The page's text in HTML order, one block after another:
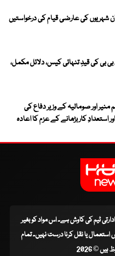
شہریوں کی عارضی قیام کی درخواستیں
بی بی کی قیدِ تنہائی کیس، دلائل مکمل،
اور صومالیہ کے وزیر دفاع کی
استعدادِ کار بڑھانے کے عزم کا اعادہ
ادارتی ٹیم کی کاوش ہے۔ اس مواد کو بغیر
یا نقل کرنا درست نہیں۔ تمام
© 2026